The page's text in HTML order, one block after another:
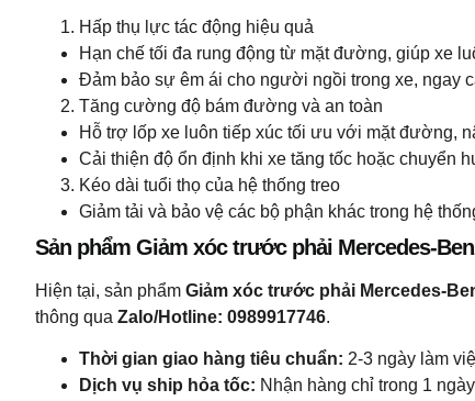
Hấp thụ lực tác động hiệu quả
Hạn chế tối đa rung động từ mặt đường, giúp xe
Đảm bảo sự êm ái cho người ngồi trong xe, ngay
Tăng cường độ bám đường và an toàn
Hỗ trợ lốp xe luôn tiếp xúc tối ưu với mặt đường,
Cải thiện độ ổn định khi xe tăng tốc hoặc chuyển
Kéo dài tuổi thọ của hệ thống treo
Giảm tải và bảo vệ các bộ phận khác trong hệ
Sản phẩm Giảm xóc trước phải Mercedes-
Hiện tại, sản phẩm Giảm xóc trước phải Mercedes-
thông qua Zalo/Hotline: 0989917746.
Thời gian giao hàng tiêu chuẩn: 2-3 ngày làm
Dịch vụ ship hỏa tốc: Nhận hàng chỉ trong 1